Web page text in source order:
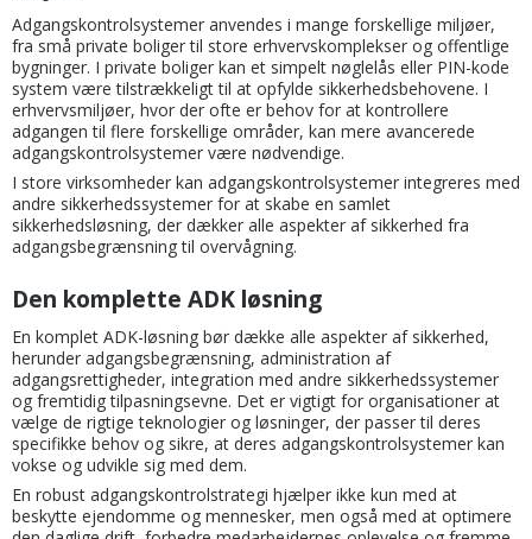
Adgangskontrolsystemer anvendes i mange forskellige miljøer,
fra små private boliger til store erhvervskomplekser og offentlige
bygninger. I private boliger kan et simpelt nøglelås eller PIN-kode
system være tilstrækkeligt til at opfylde sikkerhedsbehovene. I
erhvervsmiljøer, hvor der ofte er behov for at kontrollere
adgangen til flere forskellige områder, kan mere avancerede
adgangskontrolsystemer være nødvendige.
I store virksomheder kan adgangskontrolsystemer integreres med
andre sikkerhedssystemer for at skabe en samlet
sikkerhedsløsning, der dækker alle aspekter af sikkerhed fra
adgangsbegrænsning til overvågning.
Den komplette ADK løsning
En komplet ADK-løsning bør dække alle aspekter af sikkerhed,
herunder adgangsbegrænsning, administration af
adgangsrettigheder, integration med andre sikkerhedssystemer
og fremtidig tilpasningsevne. Det er vigtigt for organisationer at
vælge de rigtige teknologier og løsninger, der passer til deres
specifikke behov og sikre, at deres adgangskontrolsystemer kan
vokse og udvikle sig med dem.
En robust adgangskontrolstrategi hjælper ikke kun med at
beskytte ejendomme og mennesker, men også med at optimere